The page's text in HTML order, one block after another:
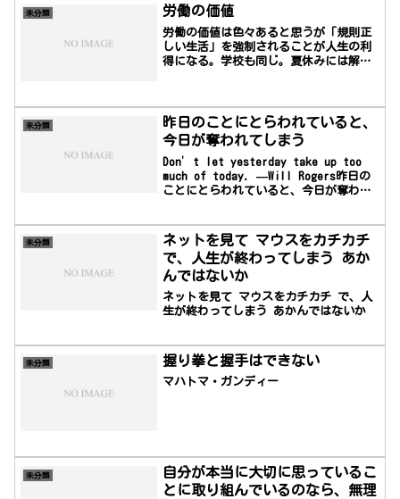
too. —Mark Twainあなたの大志を過小
評価する人たちから離れ...
未分類 労働の価値
労働の価値は色々あると思うが「規則正
しい生活」を強制されることが人生の利
得になる。学校も同じ。夏休みには解放
未分類
昨日のことにとらわれていると、
今日が奪われてしまう
Don’t let yesterday take up too
much of today. —Will Rogers昨日の
ことにとらわれていると、今日が奪われ
未分類
ネットを見て マウスをカチカチ
で、人生が終わってしまう あか
んではないか
ネットを見て マウスをカチカチ で、人
生が終わってしまう あかんではないか
未分類 握り拳と握手はできない
マハトマ・ガンディー
未分類
自分が本当に大切に思っているこ
とに取り組んでいるのなら、無理